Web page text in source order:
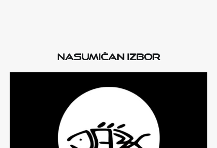
Nasumičan izbor